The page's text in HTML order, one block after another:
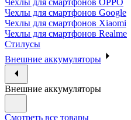
Чехлы для смартфонов OPPO
Чехлы для смартфонов Google
Чехлы для смартфонов Xiaomi
Чехлы для смартфонов Realme
Стилусы
Внешние аккумуляторы
Внешние аккумуляторы
Смотреть все товары